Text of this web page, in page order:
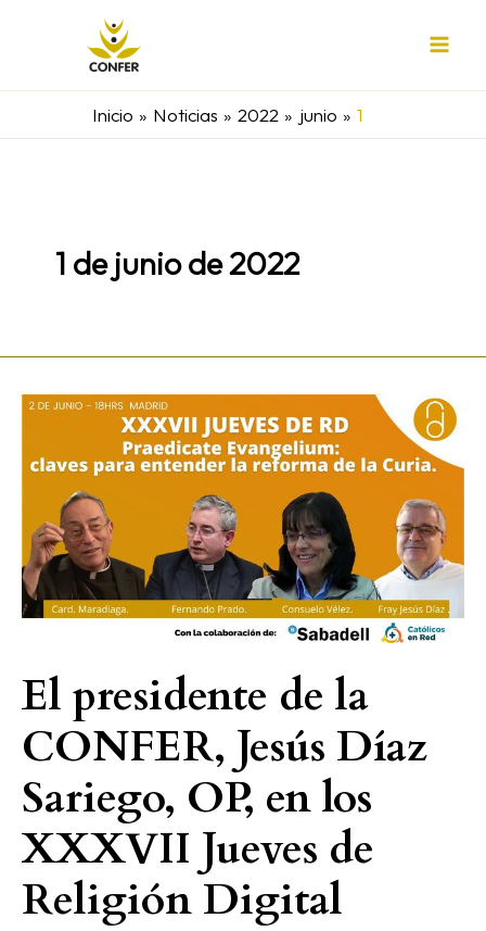
Inicio
Noticias 2022 junio 1
1 de junio de 2022
El presidente de la
CONFER, Jesús Díaz
Sariego, OP, en los
XXXVII Jueves de
Religión Digital
El
de
CONFER,
Jesús
Díaz
Sariego,
los
XXXVII
Jueves
de
Religión
Digital